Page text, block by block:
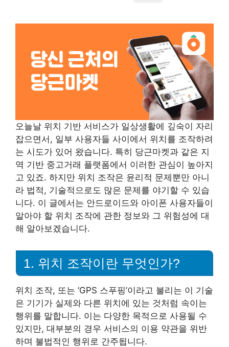
오늘날 위치 기반 서비스가 일상생활에 깊숙이 자리
잡으면서, 일부 사용자들 사이에서 위치를 조작하려
는 시도가 있어 왔습니다. 특히 당근마켓과 같은 지
역 기반 중고거래 플랫폼에서 이러한 관심이 높아지
고 있죠. 하지만 위치 조작은 윤리적 문제뿐만 아니
라 법적, 기술적으로도 많은 문제를 야기할 수 있습
니다. 이 글에서는 안드로이드와 아이폰 사용자들이
알아야 할 위치 조작에 관한 정보와 그 위험성에 대
해 알아보겠습니다.
1. 위치 조작이란 무엇인가?
위치 조작, 또는 ‘GPS 스푸핑’이라고 불리는 이 기술
은 기기가 실제와 다른 위치에 있는 것처럼 속이는
행위를 말합니다. 이는 다양한 목적으로 사용될 수
있지만, 대부분의 경우 서비스의 이용 약관을 위반
하며 불법적인 행위로 간주됩니다.